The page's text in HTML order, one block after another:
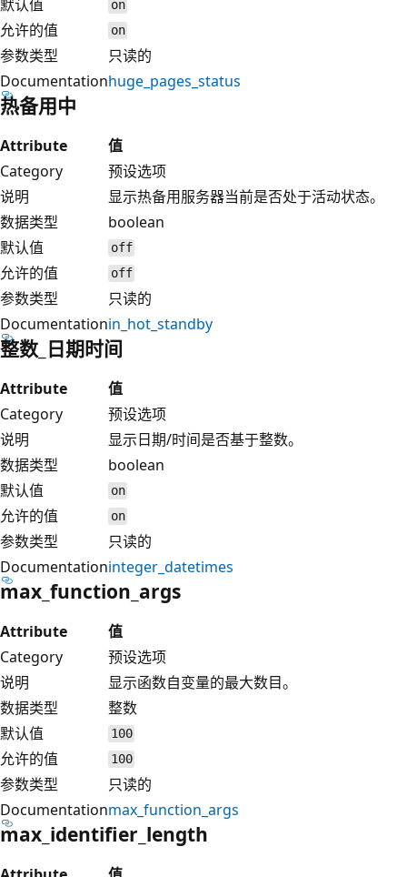
默认值
on
允许的值 on
参数类型
只读的
Documentationhuge_pages_status
热备用中
Attribute
值
Category
预设选项
说明
显示热备用服务器当前是否处于活动状态。
数据类型
boolean
默认值
off
允许的值 off
参数类型
只读的
Documentationin_hot_standby
整数_日期时间
Attribute
值
Category
预设选项
说明
显示日期/时间是否基于整数。
数据类型
boolean
默认值
on
允许的值 on
参数类型
只读的
Documentationinteger_datetimes
max_function_args
Attribute
值
Category
预设选项
说明
显示函数自变量的最大数目。
数据类型
整数
默认值
100
允许的值 100
参数类型
只读的
Documentationmax_function_args
max_identifier_length